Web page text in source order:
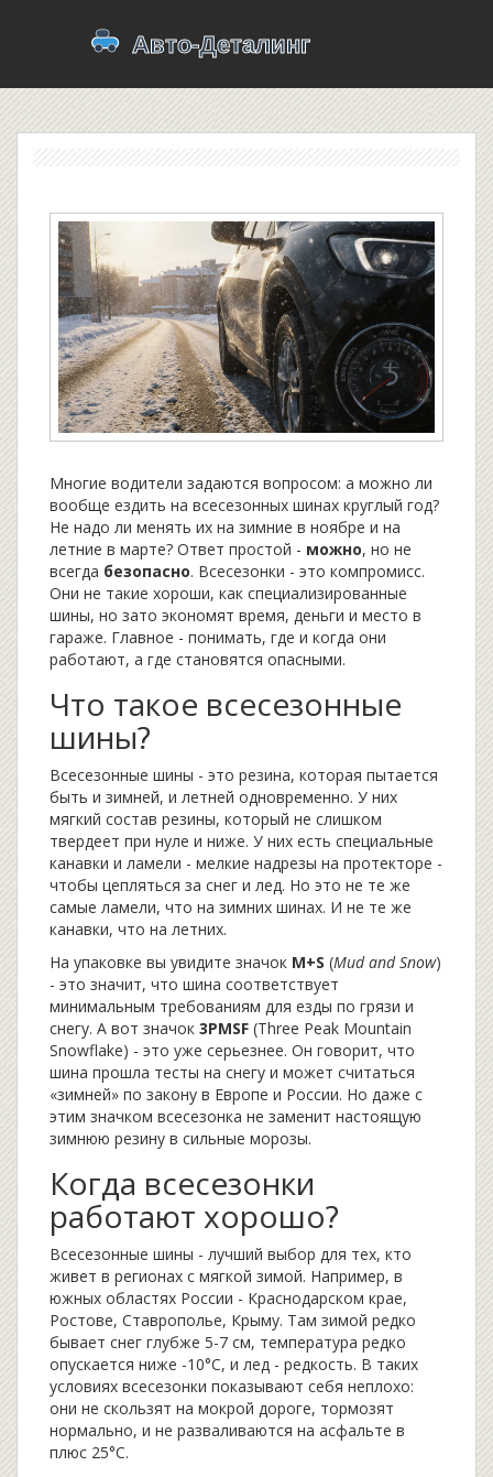
Многие водители задаются вопросом: а можно ли
вообще ездить на всесезонных шинах круглый год?
Не надо ли менять их на зимние в ноябре и на
летние в марте? Ответ простой - можно, но не
всегда безопасно. Всесезонки - это компромисс.
Они не такие хороши, как специализированные
шины, но зато экономят время, деньги и место в
гараже. Главное - понимать, где и когда они
работают, а где становятся опасными.
Что такое всесезонные
шины?
Всесезонные шины - это резина, которая пытается
быть и зимней, и летней одновременно. У них
мягкий состав резины, который не слишком
твердеет при нуле и ниже. У них есть специальные
канавки и ламели - мелкие надрезы на протекторе -
чтобы цепляться за снег и лед. Но это не те же
самые ламели, что на зимних шинах. И не те же
канавки, что на летних.
На упаковке вы увидите значок M+S (Mud and Snow)
- это значит, что шина соответствует
минимальным требованиям для езды по грязи и
снегу. А вот значок 3PMSF (Three Peak Mountain
Snowflake) - это уже серьезнее. Он говорит, что
шина прошла тесты на снегу и может считаться
«зимней» по закону в Европе и России. Но даже с
этим значком всесезонка не заменит настоящую
зимнюю резину в сильные морозы.
Когда всесезонки
работают хорошо?
Всесезонные шины - лучший выбор для тех, кто
живет в регионах с мягкой зимой. Например, в
южных областях России - Краснодарском крае,
Ростове, Ставрополье, Крыму. Там зимой редко
бывает снег глубже 5-7 см, температура редко
опускается ниже -10°C, и лед - редкость. В таких
условиях всесезонки показывают себя неплохо:
они не скользят на мокрой дороге, тормозят
нормально, и не разваливаются на асфальте в
плюс 25°C.